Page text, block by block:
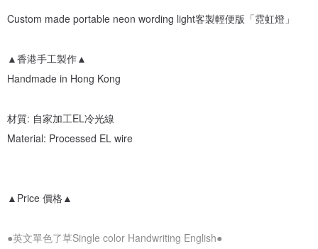
Custom made portable neon wording light客製輕便版「霓虹燈」
▲香港手工製作▲
Handmade in Hong Kong
材質: 自家加工EL冷光線
Material: Processed EL wire
▲Price 價格▲
●英文單色了草Single color Handwriting English●